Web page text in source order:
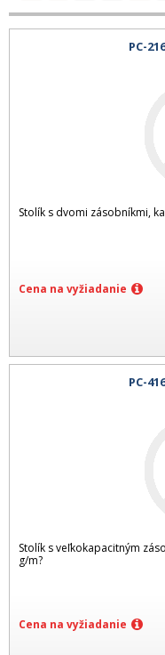
PC-
Stolík s dvomi zásobníkmi,
Cena na vyžiadanie
PC-
Stolík s veľkokapacitným
g/m?
Cena na vyžiadanie